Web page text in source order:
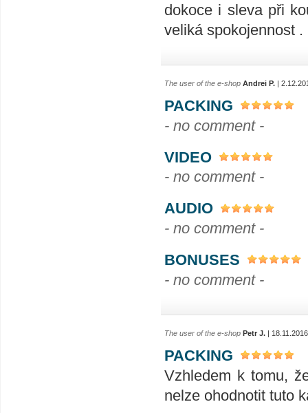
dokoce i sleva při
veliká spokojennost .
The user of the e-shop Andrei P. |
PACKING
- no comment -
VIDEO
- no comment -
AUDIO
- no comment -
BONUSES
- no comment -
The user of the e-shop Petr J. |
PACKING
Vzhledem k tomu,
nelze ohodnotit tuto